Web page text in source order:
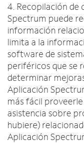
4. Recopilación de
Spectrum puede
información
limita a la
software de
periféricos que se
determinar
Aplicación
más fácil
asistencia sobre
hubiere)
Aplicación